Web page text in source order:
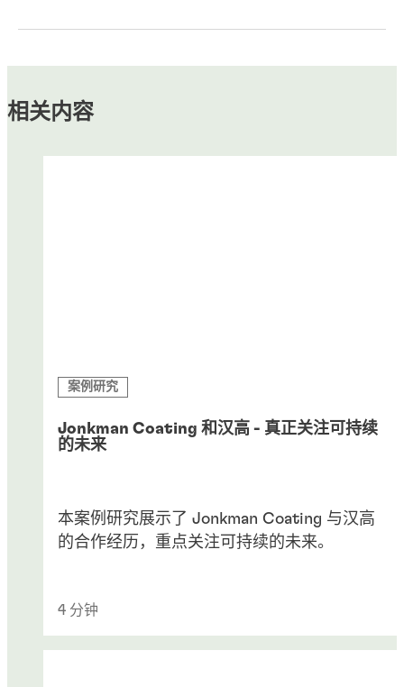
相关内容
案例研究
Jonkman Coating 和汉高 - 真正关注可持续
的未来
本案例研究展示了 Jonkman Coating 与汉高
的合作经历，重点关注可持续的未来。
4 分钟